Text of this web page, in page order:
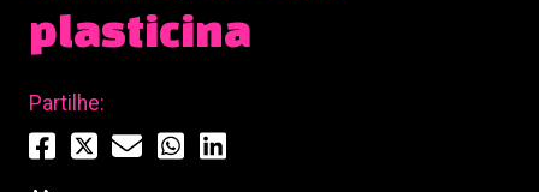
plasticina
Partilhe: